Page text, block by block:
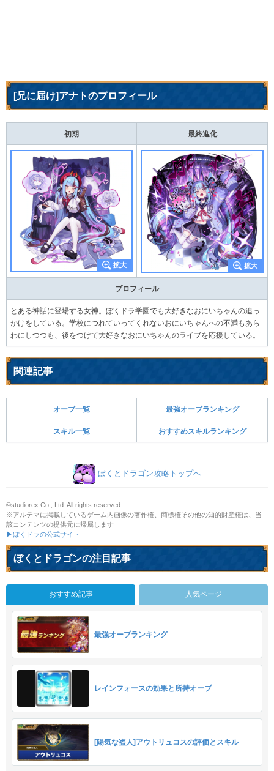
[兄に届け]アナトのプロフィール
初期 最終進化
プロフィール
とある神話に登場する女神。ぼくドラ学園でも大好きなおにいちゃんの追っ
かけをしている。学校につれていってくれないおにいちゃんへの不満もあら
わにしつつも、後をつけて大好きなおにいちゃんのライブを応援している。
関連記事
オーブ一覧 最強オーブランキング
スキル一覧 おすすめスキルランキング
ぼくとドラゴン攻略トップへ
©studiorex Co., Ltd. All rights reserved.
※アルテマに掲載しているゲーム内画像の著作権、商標権その他の知的財産権は、当
該コンテンツの提供元に帰属します
▶ぼくドラの公式サイト
ぼくとドラゴンの注目記事
おすすめ記事 人気ページ
最強オーブランキング
レインフォースの効果と所持オーブ
[陽気な盗人]アウトリュコスの評価とスキル